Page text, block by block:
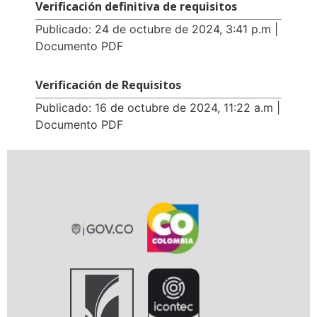
Verificación definitiva de requisitos
Publicado: 24 de octubre de 2024, 3:41 p.m |
Documento PDF
Verificación de Requisitos
Publicado: 16 de octubre de 2024, 11:22 a.m |
Documento PDF